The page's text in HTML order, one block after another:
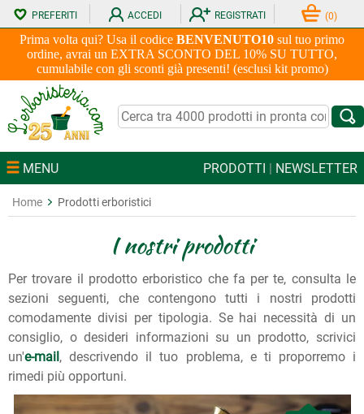
Prima volta qui? Usa il codice BENVENUTO10 sul tuo primo
ordine, avrai un EXTRA SCONTO DEL 10% SU TUTTO,
cumulabile con gli sconti già presenti! (esclusi kit promo)
PREFERITI ACCEDI REGISTRATI (0)
MENU PRODOTTI | NEWSLETTER
Home Prodotti erboristici
I nostri prodotti
Per trovare il prodotto erboristico che fa per te, consulta le
sezioni seguenti, che contengono tutti i nostri prodotti
comodamente divisi per tipologia. Se hai necessità di un
consiglio, o desideri informazioni su un prodotto, scrivici
un'e-mail, descrivendo il tuo problema, e ti proporremo i
rimedi più opportuni.